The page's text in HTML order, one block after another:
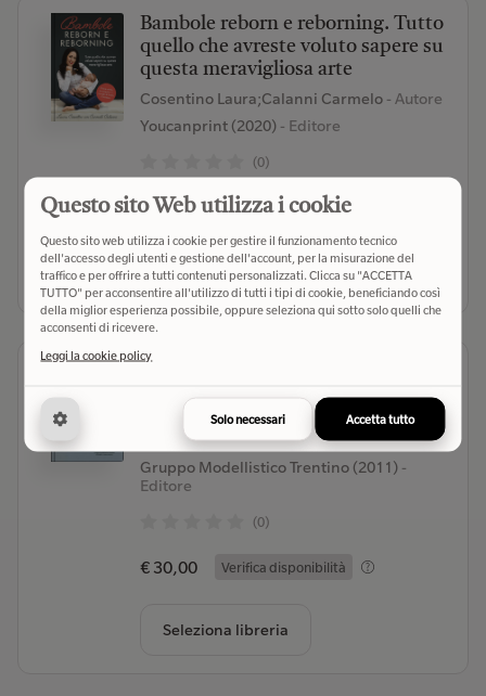
Bambole reborn e reborning. Tutto
quello che avreste voluto sapere su
questa meravigliosa arte
Cosentino Laura;Calanni Carmelo - Autore
Youcanprint (2020)- Editore
(0)
€ 15,00 Verifica disponibilità
Seleziona libreria
Tallillo Andrea;Tallillo Antonio;Guglielmi
Daniele- Autore
Gruppo Modellistico Trentino (2011)-
Editore
(0)
€ 30,00 Verifica disponibilità
Seleziona libreria
Questo sito Web utilizza i cookie
Questo sito web utilizza i cookie per gestire il funzionamento tecnico
dell'accesso degli utenti e gestione dell'account, per la misurazione del
traffico e per offrire a tutti contenuti personalizzati. Clicca su "ACCETTA
TUTTO" per acconsentire all'utilizzo di tutti i tipi di cookie, beneficiando così
della miglior esperienza possibile, oppure seleziona qui sotto solo quelli che
acconsenti di ricevere.
Leggi la cookie policy
Solo necessari Accetta tutto